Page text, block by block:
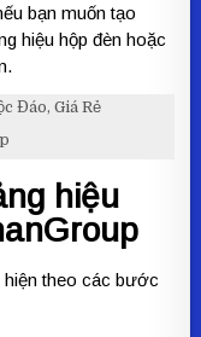
bạn muốn tạo
hiệu hộp đèn hoặc
hiệu
theo các bước